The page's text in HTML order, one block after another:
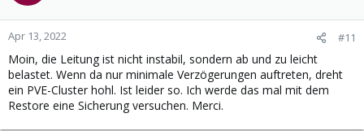
Apr 13, 2022 #11
Moin, die Leitung ist nicht instabil, sondern ab und zu leicht
belastet. Wenn da nur minimale Verzögerungen auftreten, dreht
ein PVE-Cluster hohl. Ist leider so. Ich werde das mal mit dem
Restore eine Sicherung versuchen. Merci.